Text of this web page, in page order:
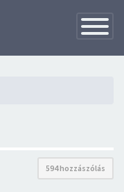
navigáció
594 hozzászólás